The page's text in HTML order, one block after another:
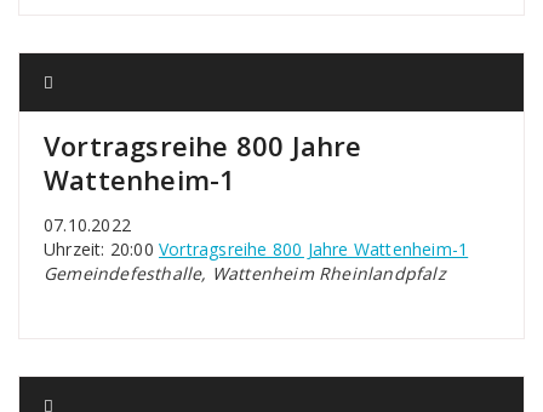
Vortragsreihe 800 Jahre
Wattenheim-1
07.10.2022
Uhrzeit: 20:00 Vortragsreihe 800 Jahre Wattenheim-1
Gemeindefesthalle, Wattenheim Rheinlandpfalz